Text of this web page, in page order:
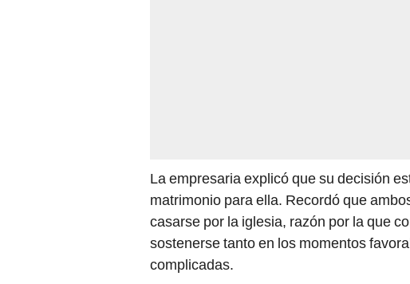
La empresaria explicó que su decisión
matrimonio para ella. Recordó que
casarse por la iglesia, razón por la que
sostenerse tanto en los momentos
complicadas.